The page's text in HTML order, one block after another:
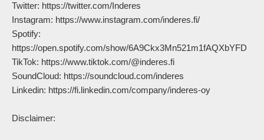
Twitter: https://twitter.com/Inderes
Instagram: https://www.instagram.com/inderes.fi/
Spotify:
https://open.spotify.com/show/6A9Ckx3Mn521m1fAQXbYFD
TikTok: https://www.tiktok.com/@inderes.fi
SoundCloud: https://soundcloud.com/inderes
Linkedin: https://fi.linkedin.com/company/inderes-oy
Disclaimer: